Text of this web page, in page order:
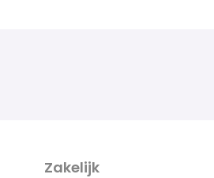
Zakelijk